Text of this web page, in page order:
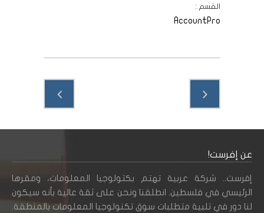
القسم
AccountPro
عن إفرست!
إفرست.. شركة عربية تهتم بكتولوجيا المعلومات، ومقرها
الرئيسي في فلسطين. انطلقنا ونحن على ثقة عالية بأنه سيكون
لنا دور في تلبية متطلبات سوق تكنولوجيا المعلومات بالمنطقة.